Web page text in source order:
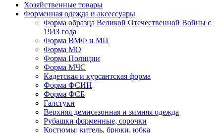
Хозяйственные товары
Форменная одежда и аксессуары
Форма образца Великой Отечественной Войны с
1943 года
Форма ВМФ и МП
Форма МО
Форма Полиции
Форма МЧС
Кадетская и курсантская форма
Форма ФСИН
Форма ФСБ
Галстуки
Верхняя демисезонная и зимняя одежда
Рубашки форменные, сорочки
Костюмы: китель, брюки, юбка